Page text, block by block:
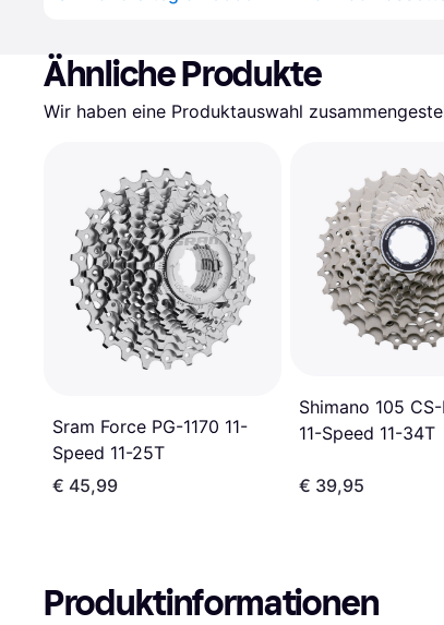
Ähnliche Produkte
Wir haben eine Produktauswahl
Sram Force PG-1170 11-
Speed 11-25T
€ 45,99
Shimano 105
11-Speed 11-34T
€ 39,95
Produktinformationen